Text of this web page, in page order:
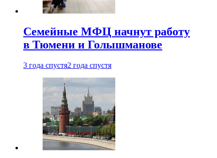
Семейные МФЦ начнут работу
в Тюмени и Голышманове
3 года спустя2 года спустя